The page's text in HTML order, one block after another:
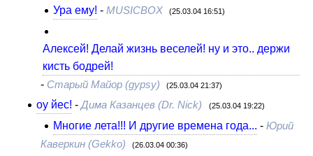
Ура ему! - MUSICBOX (25.03.04 16:51)
Алексей! Делай жизнь веселей! ну и это.. держи
кисть бодрей!
- Старый Майор (gypsy) (25.03.04 21:37)
оу йес! -Дима Казанцев (Dr. Nick) (25.03.04 19:22)
Многие лета!!! И другие времена года... - Юрий
Каверкин (Gekko)
(26.03.04 00:36)